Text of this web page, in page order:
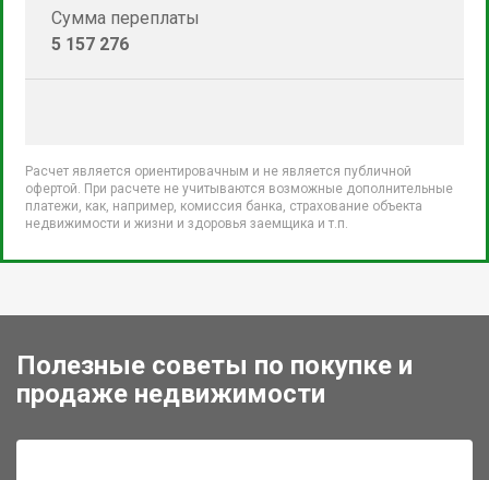
Сумма переплаты
5 157 276
Расчет является ориентировачным и не является публичной
офертой. При расчете не учитываются возможные дополнительные
платежи, как, например, комиссия банка, страхование объекта
недвижимости и жизни и здоровья заемщика и т.п.
Полезные советы по покупке и
продаже недвижимости